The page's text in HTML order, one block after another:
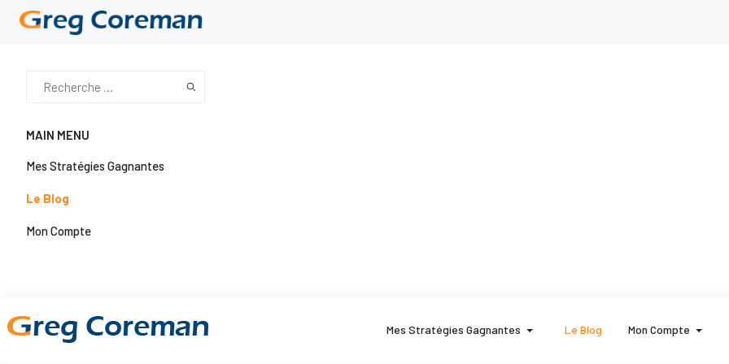
MAIN MENU
Mes Stratégies Gagnantes
Le Blog
Mon Compte
Mes Stratégies Gagnantes Le Blog Mon Compte